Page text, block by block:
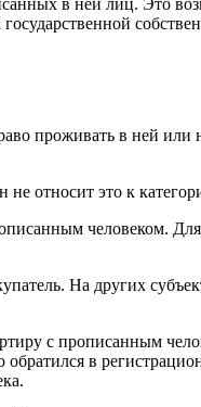
в ней лиц. Это
проживать в ней или
относит это к
человеком.
На других
с прописанным
в